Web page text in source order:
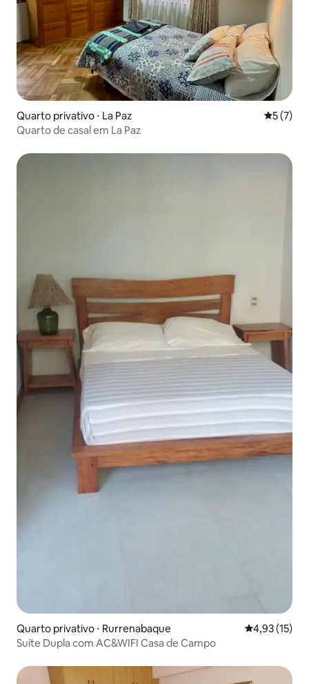
Quarto privativo ⋅ La Paz 5 de
5 (7)
Quarto de casal em La Paz
Quarto privativo ⋅ Rurrenabaque 4,93 de uma
4,93 (15)
Suíte Dupla com AC&WIFI Casa de Campo